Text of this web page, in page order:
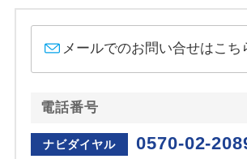
メールでのお問い合せはこち
電話番号
ナビダイヤル 0570-02-